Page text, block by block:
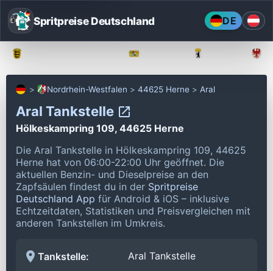
Spritpreise Deutschland DE
Nordrhein-Westfalen 44625 Herne Aral
Aral Tankstelle
Hölkeskampring 109, 44625 Herne
Die Aral Tankstelle in Hölkeskampring 109, 44625
Herne hat von 06:00-22:00 Uhr geöffnet. Die
aktuellen Benzin- und Dieselpreise an den
Zapfsäulen findest du in der Spritpreise
Deutschland App für Android & iOS – inklusive
Echtzeitdaten, Statistiken und Preisvergleichen mit
anderen Tankstellen im Umkreis.
Tankstelle: Aral Tankstelle